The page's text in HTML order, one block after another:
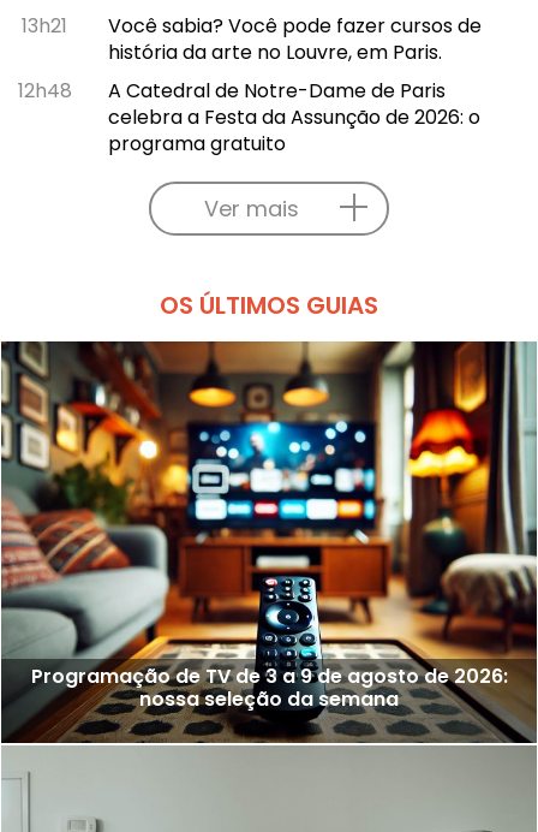
13h21
Você sabia? Você pode fazer cursos de
história da arte no Louvre, em Paris.
12h48
A Catedral de Notre-Dame de Paris
celebra a Festa da Assunção de 2026: o
programa gratuito
Ver mais
OS ÚLTIMOS GUIAS
Programação de TV de 3 a 9 de agosto de 2026:
nossa seleção da semana